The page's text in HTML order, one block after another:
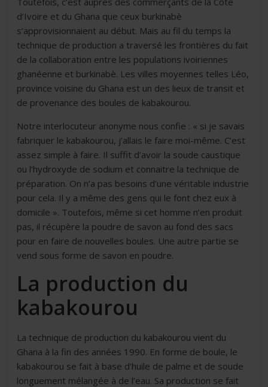
d’Ivoire et du Ghana que ceux burkinabè
s’approvisionnaient au début. Mais au fil du temps la
technique de production a traversé les frontières du fait
de la collaboration entre les populations ivoiriennes
ghanéenne et burkinabè. Les villes moyennes telles Léo,
province voisine du Ghana est un des lieux de transit et
de provenance des boules de kabakourou.
Notre interlocuteur anonyme nous confie : « si je savais
fabriquer le kabakourou, j’allais le faire moi-même. C’est
assez simple à faire. Il suffit d’avoir la soude caustique
ou l’hydroxyde de sodium et connaitre la technique de
préparation. On n’a pas besoins d’une véritable industrie
pour cela. Il y a même des gens qui le font chez eux à
domicile ». Toutefois, même si cet homme n’en produit
pas, il récupère la poudre de savon au fond des sacs
pour en faire de nouvelles boules. Une autre partie se
vend sous forme de savon en poudre.
La production du
kabakourou
La technique de production du kabakourou vient du
Ghana à la fin des années 1990. En forme de boule, le
kabakourou se fait à base d’huile de palme et de soude
longuement mélangée à de l’eau. Sa production se fait